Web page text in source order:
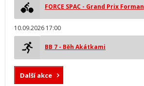
FORCE SPAC - Grand Prix Forman
10.09.2026 17:00
BB 7 - Běh Akátkami
Další akce